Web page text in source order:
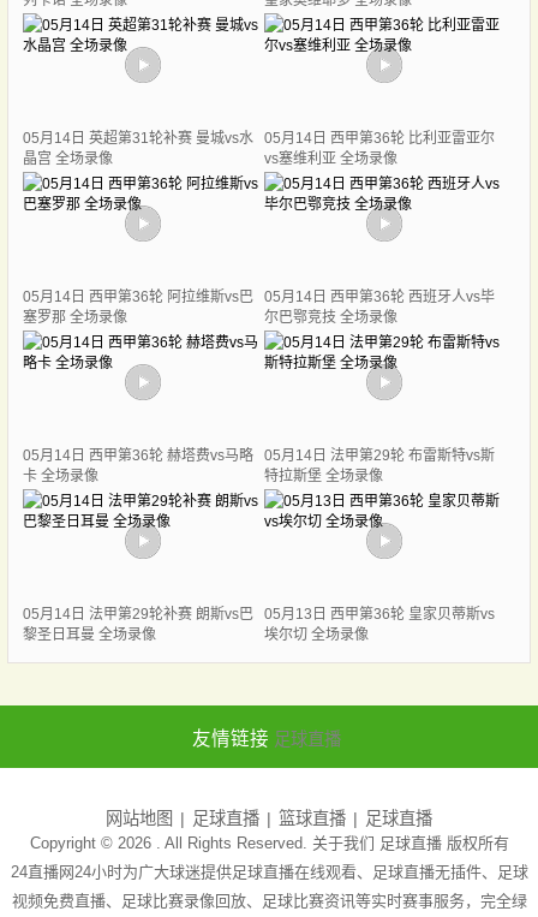
05月14日 英超第31轮补赛 曼城vs水
晶宫 全场录像
05月14日 西甲第36轮 比利亚雷亚尔
vs塞维利亚 全场录像
05月14日 西甲第36轮 阿拉维斯vs巴
塞罗那 全场录像
05月14日 西甲第36轮 西班牙人vs毕
尔巴鄂竞技 全场录像
05月14日 西甲第36轮 赫塔费vs马略
卡 全场录像
05月14日 法甲第29轮 布雷斯特vs斯
特拉斯堡 全场录像
05月14日 法甲第29轮补赛 朗斯vs巴
黎圣日耳曼 全场录像
05月13日 西甲第36轮 皇家贝蒂斯vs
埃尔切 全场录像
友情链接 足球直播
网站地图 足球直播 篮球直播 足球直播
Copyright © 2026 . All Rights Reserved. 关于我们 足球直播版权所有
24直播网24小时为广大球迷提供足球直播在线观看、足球直播无插件、足球
视频免费直播、足球比赛录像回放、足球比赛资讯等实时赛事服务，完全绿